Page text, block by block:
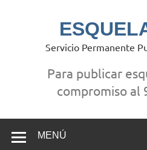
Servicio Permanente
Para publicar
compromiso al
MENÚ